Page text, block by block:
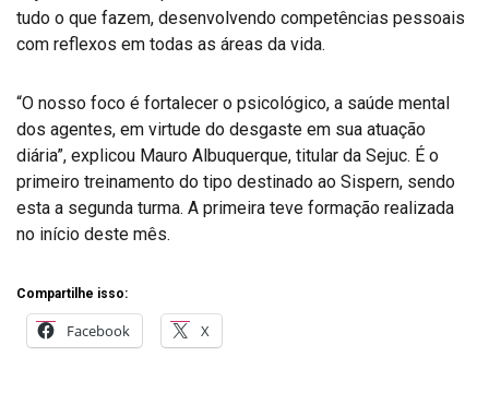
tudo o que fazem, desenvolvendo competências pessoais
com reflexos em todas as áreas da vida.
“O nosso foco é fortalecer o psicológico, a saúde mental
dos agentes, em virtude do desgaste em sua atuação
diária”, explicou Mauro Albuquerque, titular da Sejuc. É o
primeiro treinamento do tipo destinado ao Sispern, sendo
esta a segunda turma. A primeira teve formação realizada
no início deste mês.
Compartilhe isso:
Facebook X